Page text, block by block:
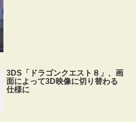
3DS「ドラゴンクエスト８」、画
面によって3D映像に切り替わる
仕様に